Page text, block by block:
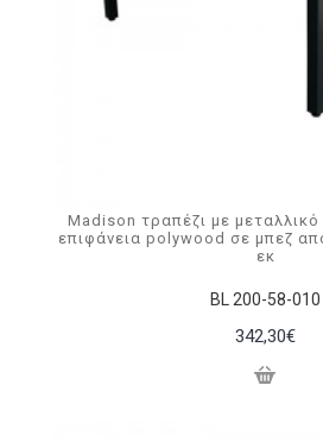
BL 200-58-010
Madison τραπέζι με μεταλλικό
επιφάνεια polywood σε μπεζ
εκ
342,30€